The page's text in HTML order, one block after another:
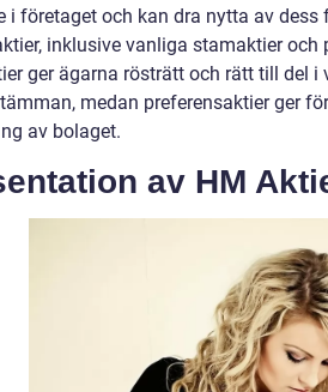
i företaget och kan dra nytta av
inklusive vanliga stamaktier och
ger ägarna rösträtt och rätt till del i
medan preferensaktier ger
av bolaget.
av HM